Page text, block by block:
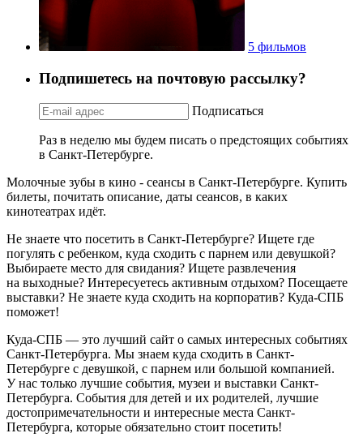
5 фильмов
Подпишетесь на почтовую рассылку?
Подписаться
Раз в неделю мы будем писать о предстоящих событиях
в Санкт-Петербурге.
Молочные зубы в кино - сеансы в Санкт-Петербурге. Купить
билеты, почитать описание, даты сеансов, в каких
кинотеатрах идёт.
Не знаете что посетить в Санкт-Петербурге? Ищете где
погулять с ребенком, куда сходить с парнем или девушкой?
Выбираете место для свидания? Ищете развлечения
на выходные? Интересуетесь активным отдыхом? Посещаете
выставки? Не знаете куда сходить на корпоратив? Куда-СПБ
поможет!
Куда-СПБ — это лучший сайт о самых интересных событиях
Санкт-Петербурга. Мы знаем куда сходить в Санкт-
Петербурге с девушкой, с парнем или большой компанией.
У нас только лучшие события, музеи и выставки Санкт-
Петербурга. События для детей и их родителей, лучшие
достопримечательности и интересные места Санкт-
Петербурга, которые обязательно стоит посетить!